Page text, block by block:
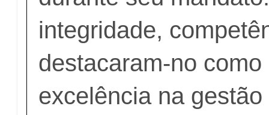
integridade,
destacaram-no
excelência na